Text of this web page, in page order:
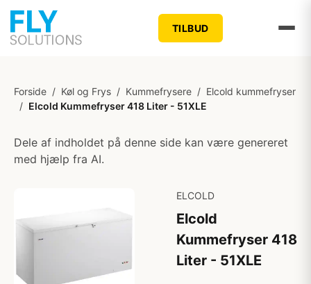
TILBUD
Forside / Køl og Frys / Kummefrysere / Elcold kummefryser
/ Elcold Kummefryser 418 Liter - 51XLE
Dele af indholdet på denne side kan være genereret
med hjælp fra AI.
ELCOLD
Elcold
Kummefryser 418
Liter - 51XLE